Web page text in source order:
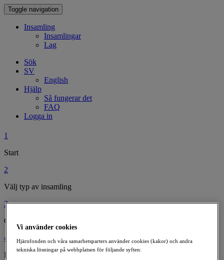
Toggle navigation
Insamling
Insamlingar
Lag
Sök
SV
English
Hjälp
Så fungerar det
FAQ
Logga in
1
Start
2
Välj typ av insamling
3
Gör din insamling personlig
4
Publicera din insamling
Vi använder cookies
Hjärnfonden och våra samarbetsparters använder cookies (kakor) och andra
tekniska lösningar på webbplatsen för följande syften: